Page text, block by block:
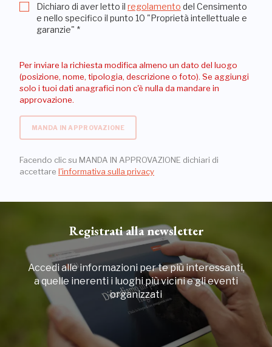
Dichiaro di aver letto il regolamento del Censimento
e nello specifico il punto 10 "Proprietà intellettuale e
garanzie" *
Per inviare la richiesta modifica almeno un dato del luogo
(posizione, nome, tipologia, descrizione o foto). Se aggiungi
solo i tuoi dati anagrafici non c'è nulla da mandare in
approvazione.
MANDA IN APPROVAZIONE
Facendo clic su MANDA IN APPROVAZIONE dichiari di
accettare l'informativa sulla privacy
Registrati alla newsletter
Accedi alle informazioni per te più interessanti,
a quelle inerenti i luoghi più vicini e gli eventi
organizzati